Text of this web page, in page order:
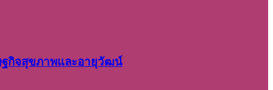
ฐกิจสุขภาพและอายุวัฒน์